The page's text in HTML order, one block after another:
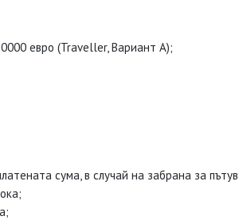
евро (Traveller, Вариант А);
сума, в случай на забрана за